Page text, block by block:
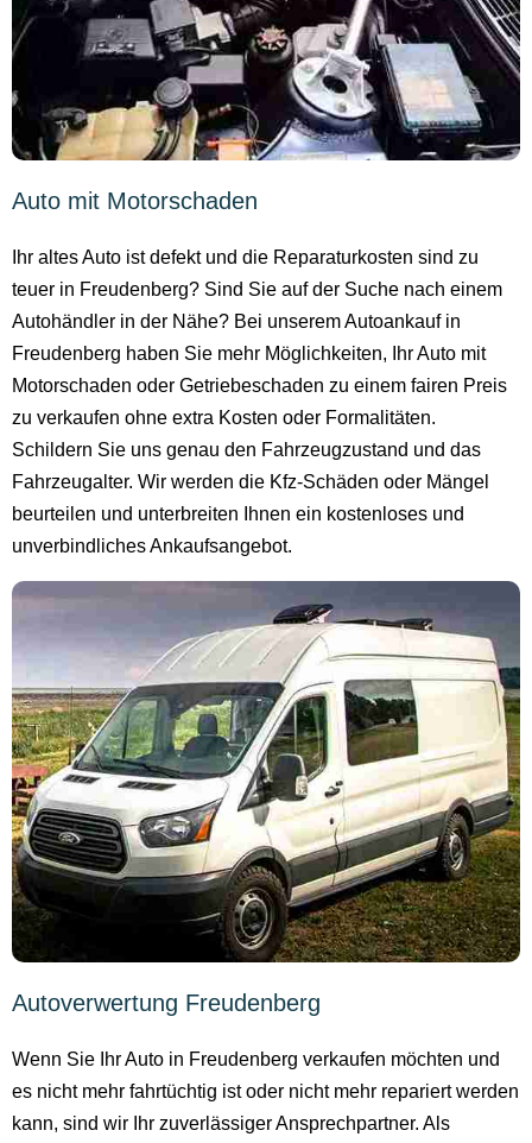
Auto mit Motorschaden
Ihr altes Auto ist defekt und die Reparaturkosten sind zu
teuer in Freudenberg? Sind Sie auf der Suche nach einem
Autohändler in der Nähe? Bei unserem Autoankauf in
Freudenberg haben Sie mehr Möglichkeiten, Ihr Auto mit
Motorschaden oder Getriebeschaden zu einem fairen Preis
zu verkaufen ohne extra Kosten oder Formalitäten.
Schildern Sie uns genau den Fahrzeugzustand und das
Fahrzeugalter. Wir werden die Kfz-Schäden oder Mängel
beurteilen und unterbreiten Ihnen ein kostenloses und
unverbindliches Ankaufsangebot.
Autoverwertung Freudenberg
Wenn Sie Ihr Auto in Freudenberg verkaufen möchten und
es nicht mehr fahrtüchtig ist oder nicht mehr repariert werden
kann, sind wir Ihr zuverlässiger Ansprechpartner. Als